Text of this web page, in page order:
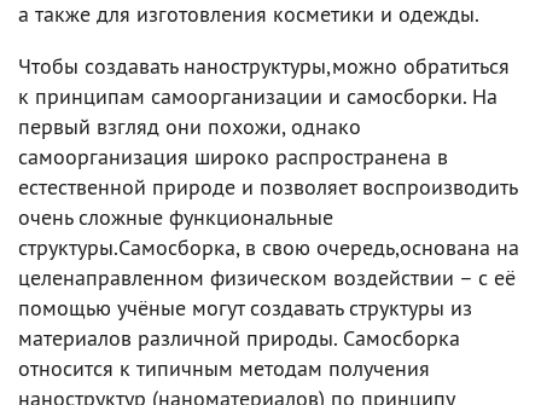
а также для изготовления косметики и одежды.
Чтобы создавать наноструктуры,можно обратиться
к принципам самоорганизации и самосборки. На
первый взгляд они похожи, однако
самоорганизация широко распространена в
естественной природе и позволяет воспроизводить
очень сложные функциональные
структуры.Самосборка, в свою очередь,основана на
целенаправленном физическом воздействии – с её
помощью учёные могут создавать структуры из
материалов различной природы. Самосборка
относится к типичным методам получения
наноструктур (наноматериалов) по принципу